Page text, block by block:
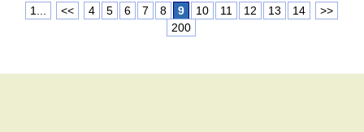
1... << 4 5 6 7 8 9 10 11 12 13 14
>>
200